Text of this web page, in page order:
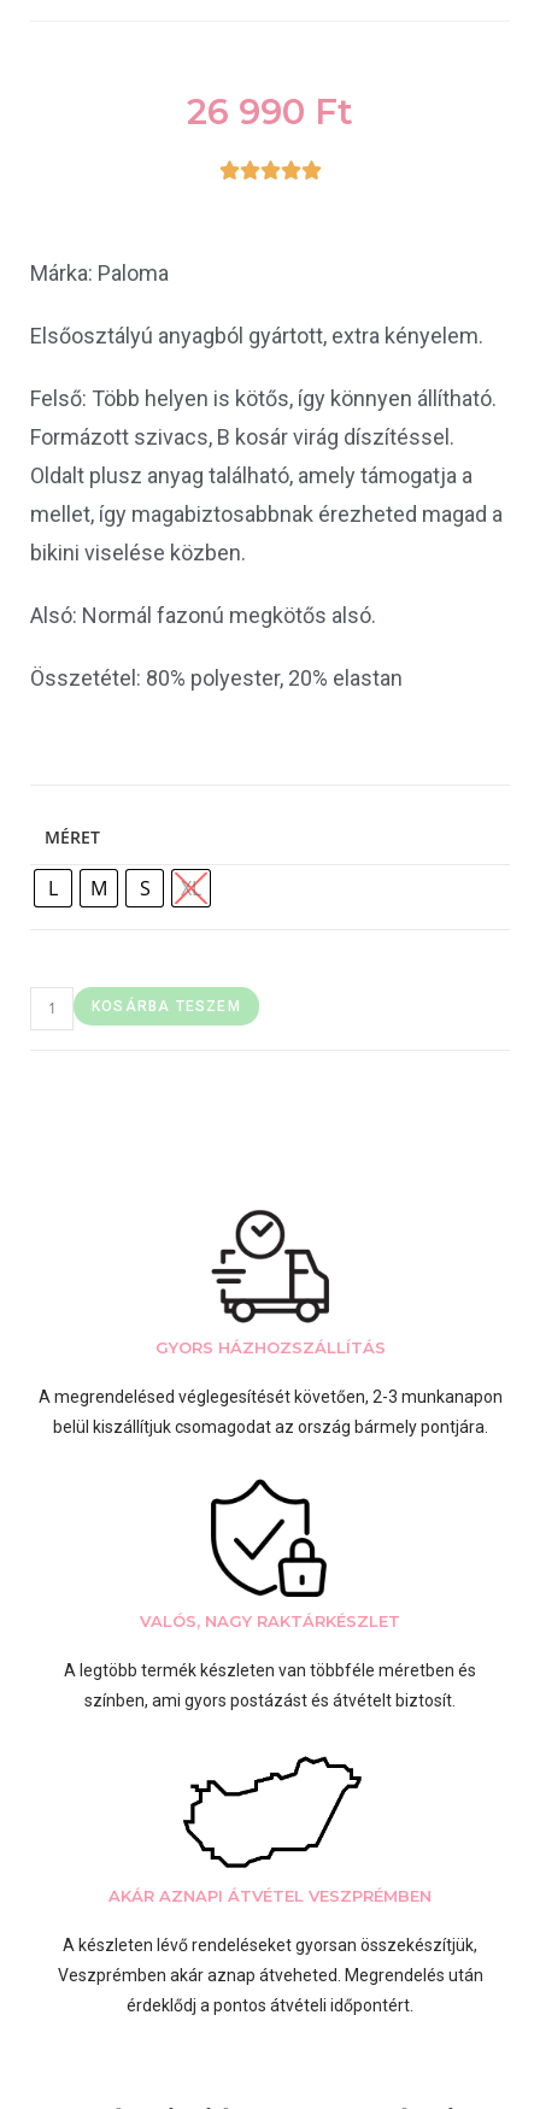
26 990 Ft

Márka: Paloma
Elsőosztályú anyagból gyártott, extra kényelem.
Felső: Több helyen is kötős, így könnyen állítható.
Formázott szivacs, B kosár virág díszítéssel.
Oldalt plusz anyag található, amely támogatja a
mellet, így magabiztosabbnak érezheted magad a
bikini viselése közben.
Alsó: Normál fazonú megkötős alsó.
Összetétel: 80% polyester, 20% elastan
MÉRET
L M S XL
KOSÁRBA TESZEM
GYORS HÁZHOZSZÁLLÍTÁS
A megrendelésed véglegesítését követően, 2-3 munkanapon
belül kiszállítjuk csomagodat az ország bármely pontjára.
VALÓS, NAGY RAKTÁRKÉSZLET
A legtöbb termék készleten van többféle méretben és
színben, ami gyors postázást és átvételt biztosít.
AKÁR AZNAPI ÁTVÉTEL VESZPRÉMBEN
A készleten lévő rendeléseket gyorsan összekészítjük,
Veszprémben akár aznap átveheted. Megrendelés után
érdeklődj a pontos átvételi időpontért.